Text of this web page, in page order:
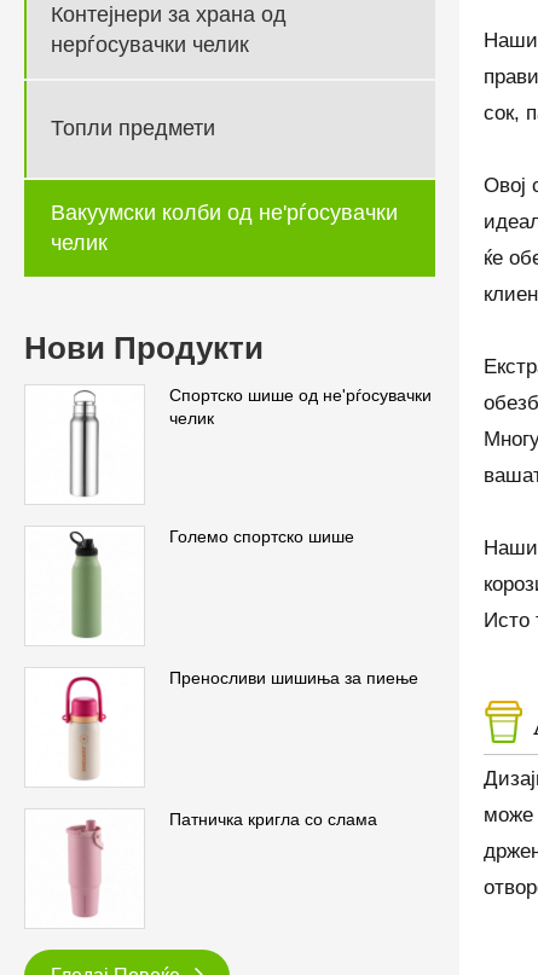
Контејнери за храна од
нерѓосувачки челик
Топли предмети
Вакуумски колби од не'рѓосувачки
челик
Нови Продукти
Спортско шише од не'рѓосувачки
челик
Големо спортско шише
Преносливи шишиња за пиење
Патничка кригла со слама
сок,
Овој
ќе
Исто
може